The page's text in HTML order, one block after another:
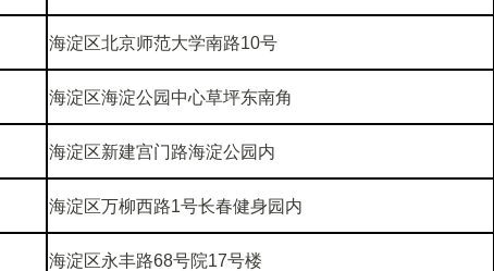
海淀区北京师范大学南路10号
海淀区海淀公园中心草坪东南角
海淀区新建宫门路海淀公园内
海淀区万柳西路1号长春健身园内
海淀区永丰路68号院17号楼